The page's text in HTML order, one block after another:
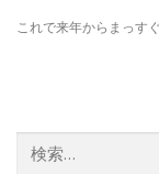
これで来年からまっす
索: